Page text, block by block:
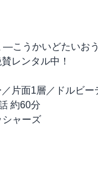
―こうかいどたいお
レンタル中！
片面1層／ドルビー
約60分
シャーズ